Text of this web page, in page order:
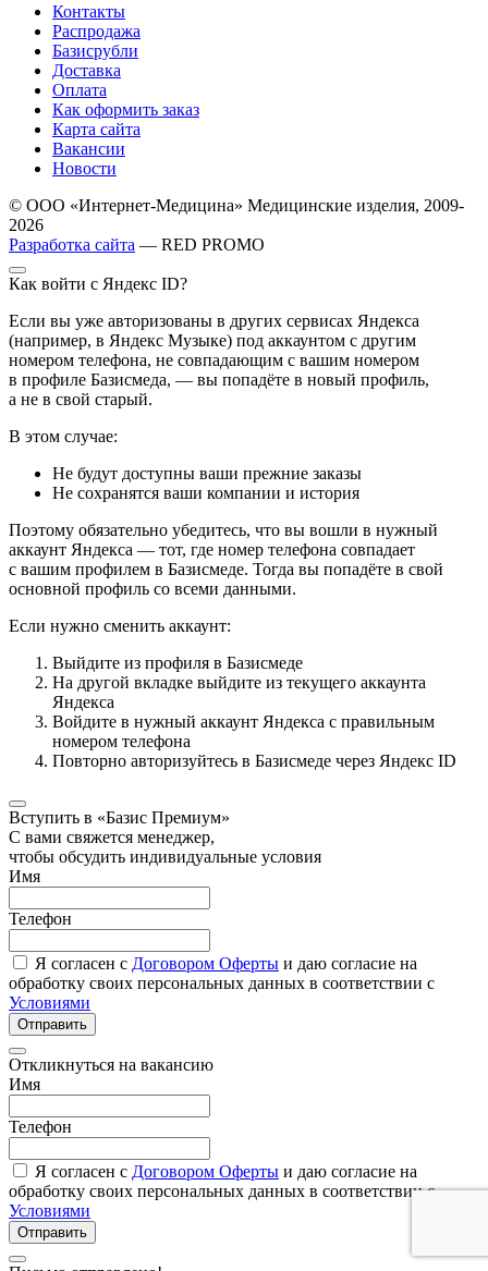
Контакты
Распродажа
Базисрубли
Доставка
Оплата
Как оформить заказ
Карта сайта
Вакансии
Новости
© ООО «Интернет-Медицина» Медицинские изделия, 2009-
2026
Разработка сайта — RED PROMO
Как войти с Яндекс ID?
Если вы уже авторизованы в других сервисах Яндекса
(например, в Яндекс Музыке) под аккаунтом с другим
номером телефона, не совпадающим с вашим номером
в профиле Базисмеда, — вы попадёте в новый профиль,
а не в свой старый.
В этом случае:
Не будут доступны ваши прежние заказы
Не сохранятся ваши компании и история
Поэтому обязательно убедитесь, что вы вошли в нужный
аккаунт Яндекса — тот, где номер телефона совпадает
с вашим профилем в Базисмеде. Тогда вы попадёте в свой
основной профиль со всеми данными.
Если нужно сменить аккаунт:
Выйдите из профиля в Базисмеде
На другой вкладке выйдите из текущего аккаунта
Яндекса
Войдите в нужный аккаунт Яндекса с правильным
номером телефона
Повторно авторизуйтесь в Базисмеде через Яндекс ID
Вступить в «Базис Премиум»
С вами свяжется менеджер,
чтобы обсудить индивидуальные условия
Имя
Телефон
Я согласен с Договором Оферты и даю согласие на
обработку своих персональных данных в соответствии с
Условиями
Отправить
Откликнуться на вакансию
Имя
Телефон
Я согласен с Договором Оферты и даю согласие на
обработку своих персональных данных в соответствии с
Условиями
Отправить